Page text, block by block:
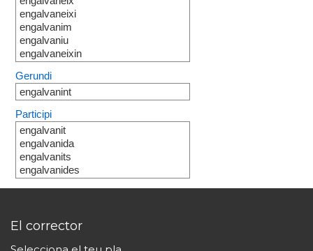
engalvaneixi
engalvanim
engalvaniu
engalvaneixin
Gerundi
engalvanint
Participi
engalvanit
engalvanida
engalvanits
engalvanides
El corrector